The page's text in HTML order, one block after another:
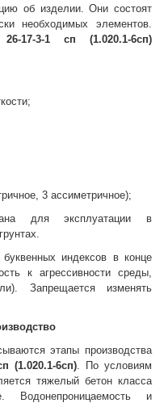
об изделии. Они состоят
необходимых элементов.
17-3-1 сп (1.020.1-6сп)
3 ассиметричное);
для эксплуатации в
индексов в конце
к агрессивности среды,
Запрещается изменять
этапы производства
(1.020.1-6сп). По условиям
тяжелый бетон класса
и